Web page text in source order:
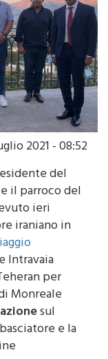
2021 - 08:52
del
parroco del
ieri
iraniano in
per
Monreale
sul
e la